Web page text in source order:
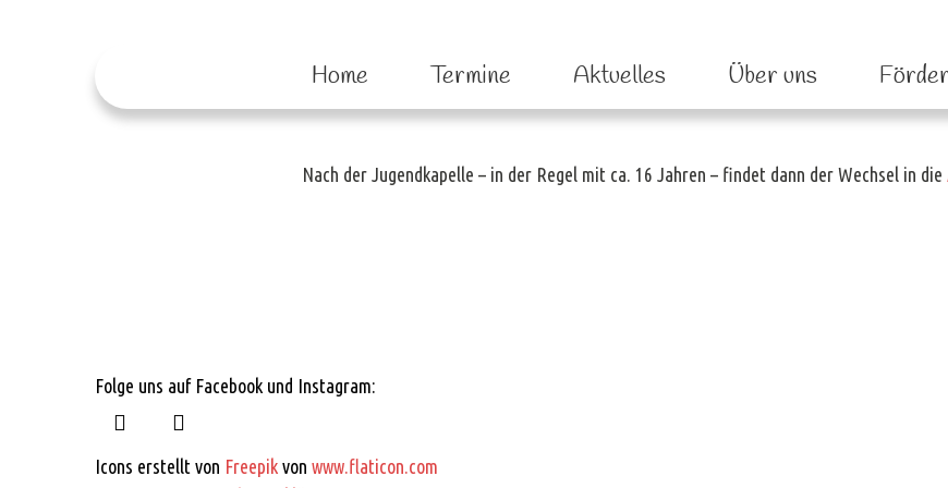
Home Termine Aktuelles Über uns
Jugendkapelle
Nach der Jugendkapelle – in der Regel mit ca. 16 Jahren – findet dann der Wechsel in die
Folge uns auf Facebook und Instagram:
Icons erstellt von Freepik von www.flaticon.com